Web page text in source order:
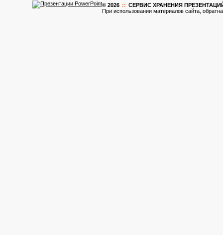
© 2026 :: CЕРВИС ХРАНЕНИЯ ПРЕЗЕНТАЦИЙ
При использовании материалов сайта,